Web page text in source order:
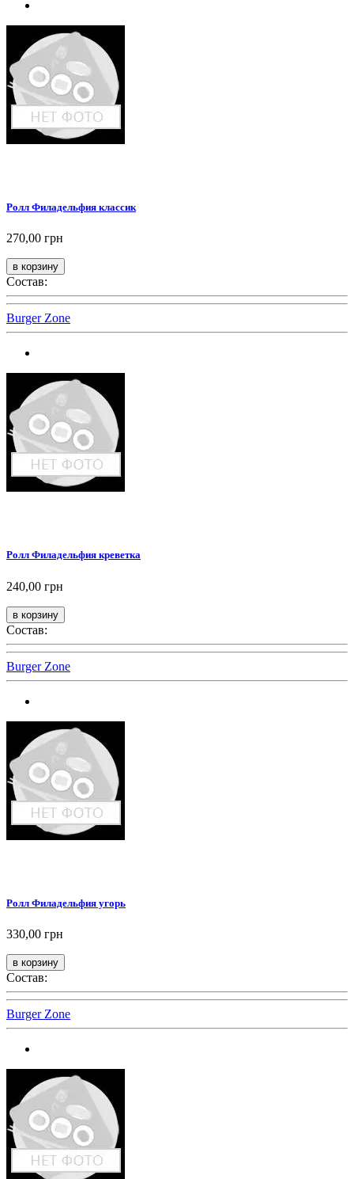
Ролл Филадельфия классик
270,00 грн
Состав:
Burger Zone
Ролл Филадельфия креветка
240,00 грн
Состав:
Burger Zone
Ролл Филадельфия угорь
330,00 грн
Состав:
Burger Zone